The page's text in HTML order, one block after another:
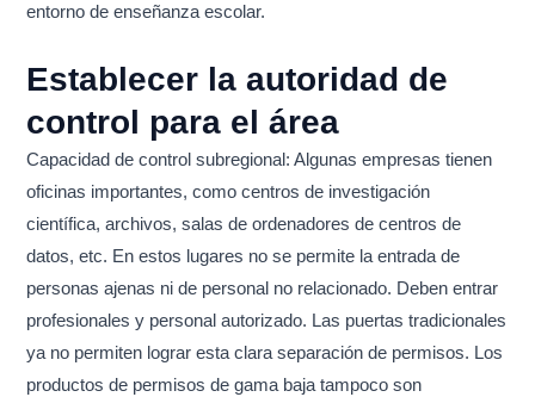
entorno de enseñanza escolar.
Establecer la autoridad de
control para el área
Capacidad de control subregional: Algunas empresas tienen
oficinas importantes, como centros de investigación
científica, archivos, salas de ordenadores de centros de
datos, etc. En estos lugares no se permite la entrada de
personas ajenas ni de personal no relacionado. Deben entrar
profesionales y personal autorizado. Las puertas tradicionales
ya no permiten lograr esta clara separación de permisos. Los
productos de permisos de gama baja tampoco son